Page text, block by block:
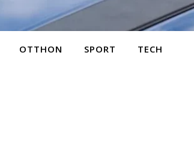
OTTHON SPORT TECH